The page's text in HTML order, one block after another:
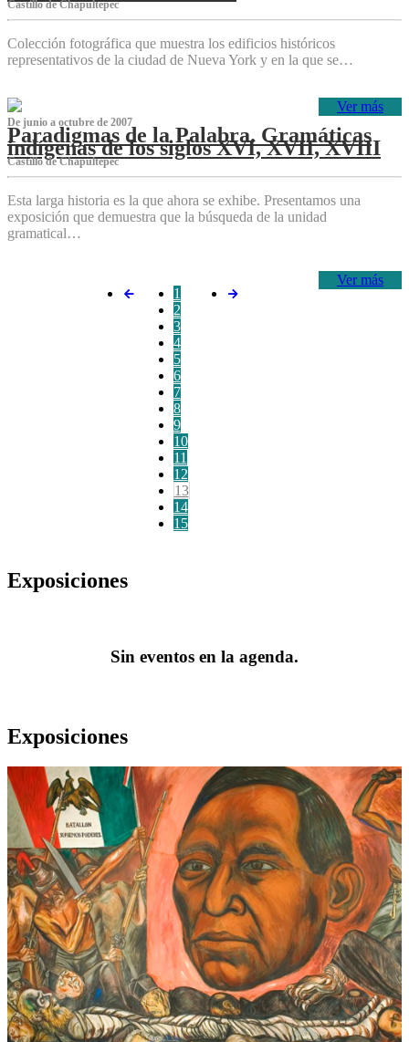
Castillo de Chapultepec
Colección fotográfica que muestra los edificios históricos
representativos de la ciudad de Nueva York y en la que se…
Ver más
De junio a octubre de 2007
Paradigmas de la Palabra. Gramáticas
indígenas de los siglos XVI, XVII, XVIII
Castillo de Chapultepec
Esta larga historia es la que ahora se exhibe. Presentamos una
exposición que demuestra que la búsqueda de la unidad
gramatical…
Ver más
1
2
3
4
5
6
7
8
9
10
11
12
13
14
15
Exposiciones
Sin eventos en la agenda.
Exposiciones